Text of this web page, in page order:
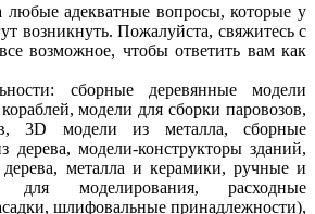
адекватные вопросы, которые у
возникнуть. Пожалуйста, свяжитесь с
возможное, чтобы ответить вам как
сборные деревянные модели
модели для сборки паровозов,
3D модели из металла, сборные
дерева, модели-конструкторы зданий,
металла и керамики, ручные и
для моделирования, расходные
шлифовальные принадлежности),